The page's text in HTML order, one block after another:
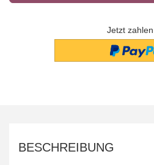
Jetzt
BESCHREIBUNG